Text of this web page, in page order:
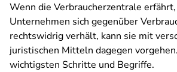
Wenn die Verbraucherzentrale
Unternehmen sich gegenüber
rechtswidrig verhält, kann sie mit
juristischen Mitteln dagegen
wichtigsten Schritte und Begriffe.